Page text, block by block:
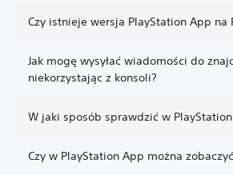
Czy istnieje wersja PlayStation App na
Jak mogę wysyłać wiadomości do
niekorzystając z konsoli?
W jaki sposób sprawdzić w
Czy w PlayStation App można